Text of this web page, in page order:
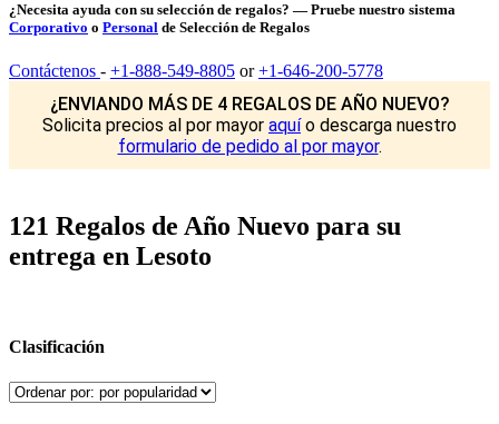
¿Necesita ayuda con su selección de regalos? — Pruebe nuestro sistema
Corporativo o Personal de Selección de Regalos
Contáctenos - +1-888-549-8805 or+1-646-200-5778
¿ENVIANDO MÁS DE 4 REGALOS DE AÑO NUEVO?
Solicita precios al por mayor aquío descarga nuestro
formulario de pedido al por mayor.
121 Regalos de Año Nuevo para su
entrega en Lesoto
Clasificación